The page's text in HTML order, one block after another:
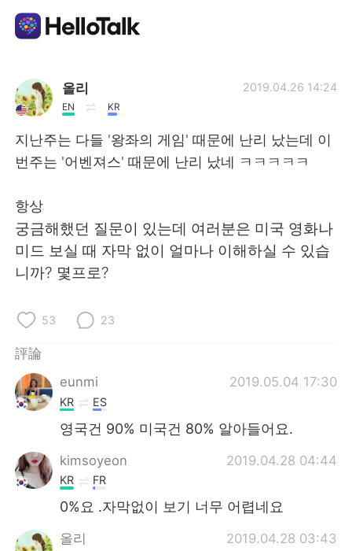
語言交換應用
AI Grammar Checker
繁體中文
English 简体中文
Español
Français
日本語
Русский
Indonesia Italiano
Türkçe
Português
올리
EN KR
2019.04.26 14:24
지난주는 다들 '왕좌의 게임' 때문에 난리 났는데 이
번주는 '어벤져스' 때문에 난리 났네 ㅋㅋㅋㅋㅋ
항상
궁금해했던 질문이 있는데 여러분은 미국 영화나
미드 보실 때 자막 없이 얼마나 이해하실 수 있습
니까? 몇프로?
53 23
評論
eunmi
2019.05.04 17:30
KR ES
영국건 90% 미국건 80% 알아들어요.
kimsoyeon 2019.04.28 04:44
KR FR
0%요 .자막없이 보기 너무 어렵네요
올리 2019.04.28 03:43